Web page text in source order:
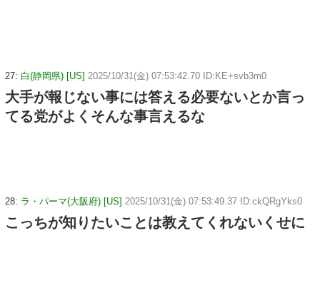
27: 白(静岡県) [US] 2025/10/31(金) 07:53:42.70 ID:KE+svb3m0
大手が報じない事には答える必要ないとか言っ
てる党がよくそんな事言えるな
28: ラ・パーマ(大阪府) [US] 2025/10/31(金) 07:53:49.37 ID:ckQRgYks0
こっちが知りたいことは教えてくれないくせに